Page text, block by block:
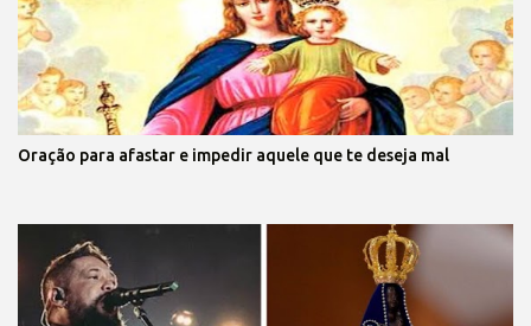
Oração para afastar e impedir aquele que te deseja mal